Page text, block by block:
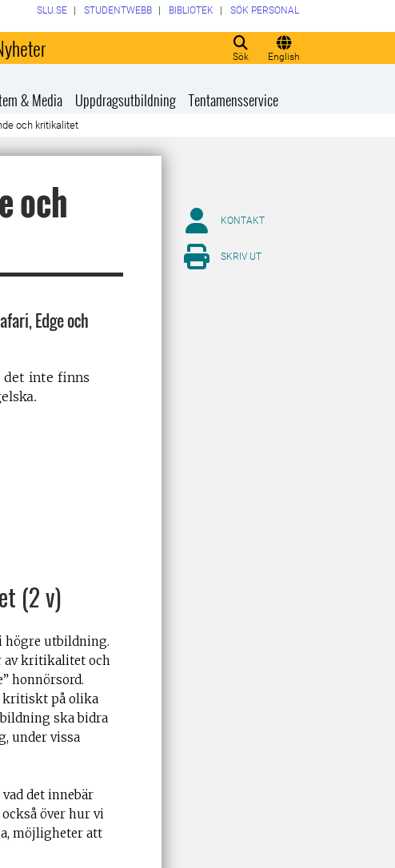
Sök English
SLU.SE STUDENTWEBB BIBLIOTEK SÖK PERSONAL
& Media Uppdragsutbildning Tentamensservice
och kritikalitet
och
Edge och
det inte finns
KONTAKT
SKRIV UT